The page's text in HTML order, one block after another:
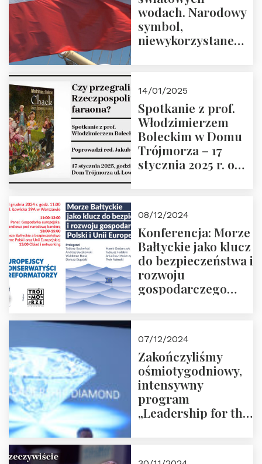
wodach. Narodowy
symbol,
niewykorzystane
14/01/2025
Spotkanie z prof.
Włodzimierzem
Boleckim w Domu
Trójmorza – 17
stycznia 2025 r. o
08/12/2024
Konferencja: Morze
Bałtyckie jako klucz
do bezpieczeństwa i
rozwoju
gospodarczego
ZAPRASZAMY
07/12/2024
Zakończyliśmy
ośmiotygodniowy,
intensywny
program
„Leadership for the